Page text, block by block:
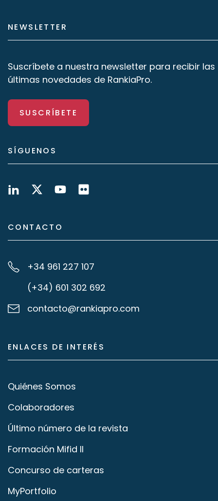
NEWSLETTER
Suscríbete a nuestra newsletter para recibir las
últimas novedades de RankiaPro.
SUSCRÍBETE
SÍGUENOS
CONTACTO
+34 961 227 107
(+34) 601 302 692
contacto@rankiapro.com
ENLACES DE INTERÉS
Quiénes Somos
Colaboradores
Último número de la revista
Formación Mifid II
Concurso de carteras
MyPortfolio